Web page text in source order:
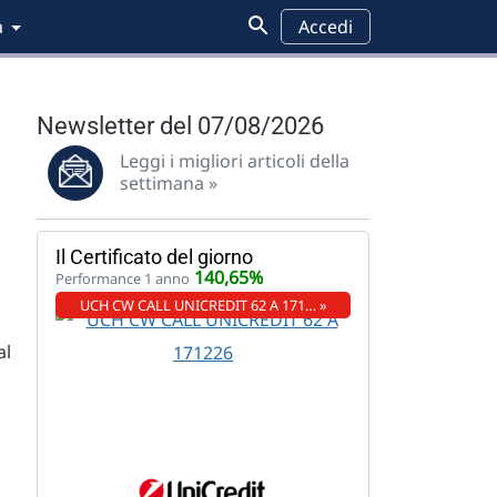
Accedi
Newsletter del 07/08/2026
Leggi i migliori articoli della
settimana »
Il Certificato del giorno
Performance 1 anno 140,65%
UCH CW CALL UNICREDIT 62 A 171… »